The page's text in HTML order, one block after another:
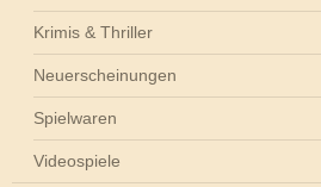
Krimis & Thriller
Neuerscheinungen
Spielwaren
Videospiele